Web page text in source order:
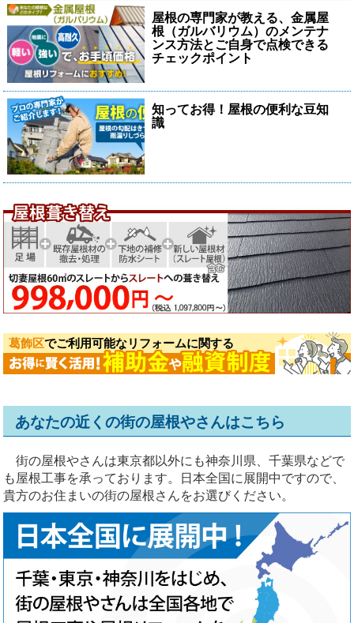
屋根の専門家が教える、金属屋
根（ガルバリウム）のメンテナ
ンス方法とご自身で点検できる
チェックポイント
知ってお得！屋根の便利な豆知
識
葛飾区でご利用可能なリフォームに関する
あなたの近くの街の屋根やさんはこちら
街の屋根やさんは東京都以外にも神奈川県、千葉県などで
も屋根工事を承っております。日本全国に展開中ですので、
貴方のお住まいの街の屋根さんをお選びください。